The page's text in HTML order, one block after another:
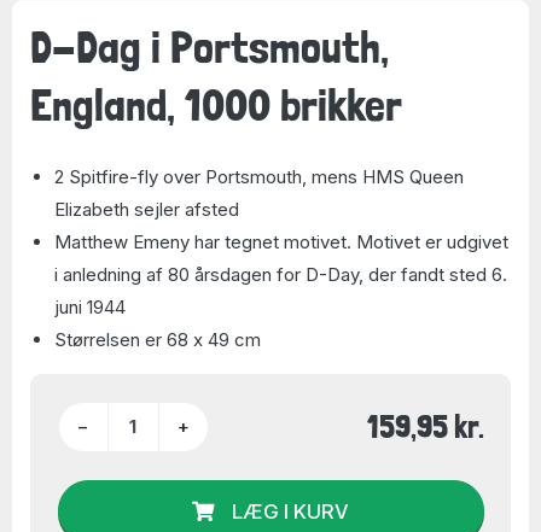
D-Dag i Portsmouth,
England, 1000 brikker
2 Spitfire-fly over Portsmouth, mens HMS Queen
Elizabeth sejler afsted
Matthew Emeny har tegnet motivet. Motivet er udgivet
i anledning af 80 årsdagen for D-Day, der fandt sted 6.
juni 1944
Størrelsen er 68 x 49 cm
− + 159,95 kr.
LÆG I KURV